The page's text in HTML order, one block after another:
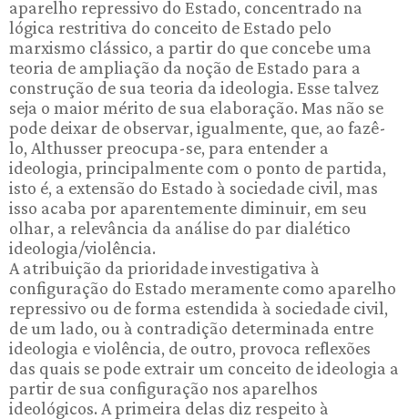
aparelho repressivo do Estado, concentrado na
lógica restritiva do conceito de Estado pelo
marxismo clássico, a partir do que concebe uma
teoria de ampliação da noção de Estado para a
construção de sua teoria da ideologia. Esse talvez
seja o maior mérito de sua elaboração. Mas não se
pode deixar de observar, igualmente, que, ao fazê-
lo, Althusser preocupa-se, para entender a
ideologia, principalmente com o ponto de partida,
isto é, a extensão do Estado à sociedade civil, mas
isso acaba por aparentemente diminuir, em seu
olhar, a relevância da análise do par dialético
ideologia/violência.
A atribuição da prioridade investigativa à
configuração do Estado meramente como aparelho
repressivo ou de forma estendida à sociedade civil,
de um lado, ou à contradição determinada entre
ideologia e violência, de outro, provoca reflexões
das quais se pode extrair um conceito de ideologia a
partir de sua configuração nos aparelhos
ideológicos. A primeira delas diz respeito à